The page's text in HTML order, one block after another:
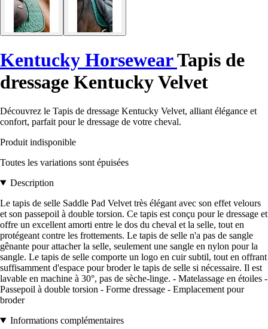
Kentucky HorsewearTapis de
dressage Kentucky Velvet
Découvrez le Tapis de dressage Kentucky Velvet, alliant élégance et
confort, parfait pour le dressage de votre cheval.
Produit indisponible
Toutes les variations sont épuisées
Description
Le tapis de selle Saddle Pad Velvet très élégant avec son effet velours
et son passepoil à double torsion. Ce tapis est conçu pour le dressage et
offre un excellent amorti entre le dos du cheval et la selle, tout en
protégeant contre les frottements. Le tapis de selle n'a pas de sangle
gênante pour attacher la selle, seulement une sangle en nylon pour la
sangle. Le tapis de selle comporte un logo en cuir subtil, tout en offrant
suffisamment d'espace pour broder le tapis de selle si nécessaire. Il est
lavable en machine à 30°, pas de sèche-linge. - Matelassage en étoiles -
Passepoil à double torsion - Forme dressage - Emplacement pour
broder
Informations complémentaires